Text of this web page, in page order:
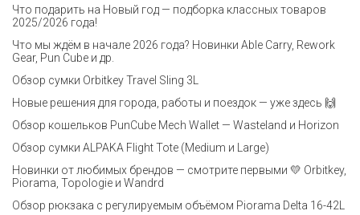
Что подарить на Новый год — подборка классных товаров
2025/2026 года!
Что мы ждём в начале 2026 года? Новинки Able Carry, Rework
Gear, Pun Cube и др.
Обзор сумки Orbitkey Travel Sling 3L
Новые решения для города, работы и поездок — уже здесь 🙌
Обзор кошельков PunCube Mech Wallet — Wasteland и Horizon
Обзор сумки ALPAKA Flight Tote (Medium и Large)
Новинки от любимых брендов — смотрите первыми 💛 Orbitkey,
Piorama, Topologie и Wandrd
Обзор рюкзака с регулируемым объёмом Piorama Delta 16-42L